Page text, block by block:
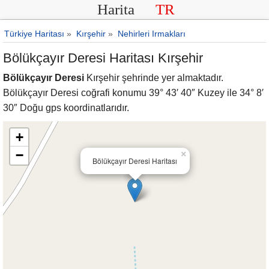
Harita TR
Türkiye Haritası » Kırşehir » Nehirleri Irmakları
Bölükçayır Deresi Haritası Kırşehir
Bölükçayır Deresi Kırşehir şehrinde yer almaktadır.
Bölükçayır Deresi coğrafi konumu 39° 43′ 40″ Kuzey ile 34° 8′
30″ Doğu gps koordinatlarıdır.
Bölükçayır Deresi Haritası
×
+
−